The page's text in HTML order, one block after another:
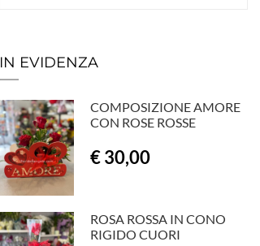
IN EVIDENZA
COMPOSIZIONE AMORE
CON ROSE ROSSE
€ 30,00
ROSA ROSSA IN CONO
RIGIDO CUORI